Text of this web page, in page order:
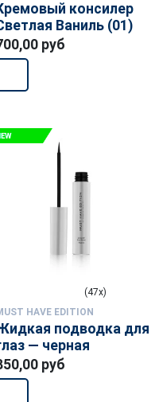
консилер
Ваниль (01)
руб
(47x)
HAVE EDITION
подводка для
— черная
руб